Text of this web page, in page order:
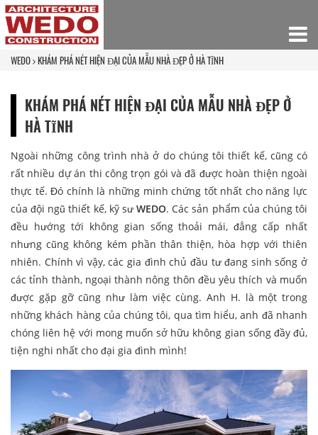
WEDO KHÁM PHÁ NÉT HIỆN ĐẠI CỦA MẪU NHÀ ĐẸP Ở HÀ TĨNH
KHÁM PHÁ NÉT HIỆN ĐẠI CỦA MẪU NHÀ ĐẸP Ở
HÀ TĨNH
Ngoài những công trình nhà ở do chúng tôi thiết kế, cũng có
rất nhiều dự án thi công trọn gói và đã được hoàn thiện ngoài
thực tế. Đó chính là những minh chứng tốt nhất cho năng lực
của đội ngũ thiết kế, kỹ sưWEDO. Các sản phẩm của chúng tôi
đều hướng tới không gian sống thoải mái, đẳng cấp nhất
nhưng cũng không kém phần thân thiện, hòa hợp với thiên
nhiên. Chính vì vậy, các gia đình chủ đầu tư đang sinh sống ở
các tỉnh thành, ngoại thành nông thôn đều yêu thích và muốn
được gặp gỡ cũng như làm việc cùng. Anh H. là một trong
những khách hàng của chúng tôi, qua tìm hiểu, anh đã nhanh
chóng liên hệ với mong muốn sở hữu không gian sống đầy đủ,
tiện nghi nhất cho đại gia đình mình!